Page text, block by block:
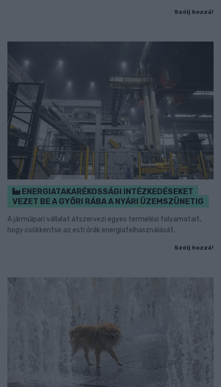
Szólj hozzá!
ENERGIATAKARÉKOSSÁGI INTÉZKEDÉSEKET
VEZET BE A GYŐRI RÁBA A NYÁRI ÜZEMSZÜNETIG
A járműipari vállalat átszervezi egyes termelési folyamatait,
hogy csökkentse az esti órák energiafelhasználását.
Szólj hozzá!